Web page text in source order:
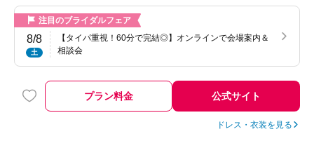
注目のブライダルフェア
8/8
土
【タイパ重視！60分で完結◎】オンラインで会場案内＆
相談会
プラン料金 公式サイト
ドレス・衣装を見る